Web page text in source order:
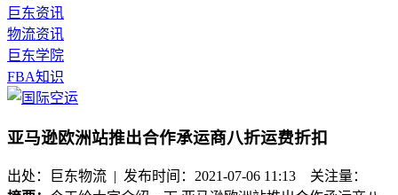
巨东资讯
物流资讯
巨东学院
FBA知识
亚马逊欧洲站推出合作承运商八折运费折扣
出处：巨东物流 | 发布时间：2021-07-06 11:13 关注量：